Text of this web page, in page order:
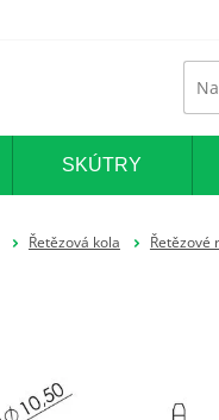
SKÚTRY
Řetězová kola Řetězové